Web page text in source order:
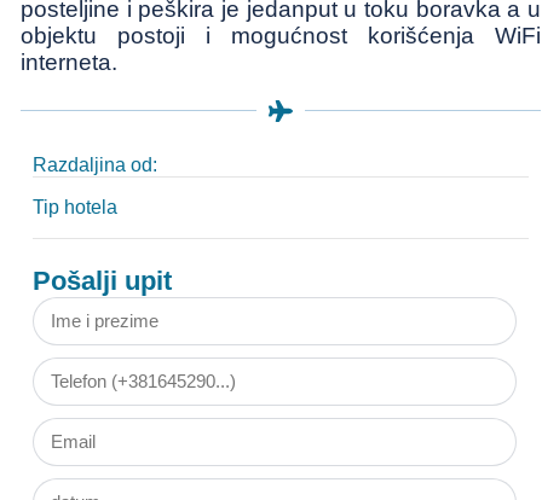
posteljine i peškira je jedanput u toku boravka a u
objektu postoji i mogućnost korišćenja WiFi
interneta.
Razdaljina od:
Tip hotela
Pošalji upit